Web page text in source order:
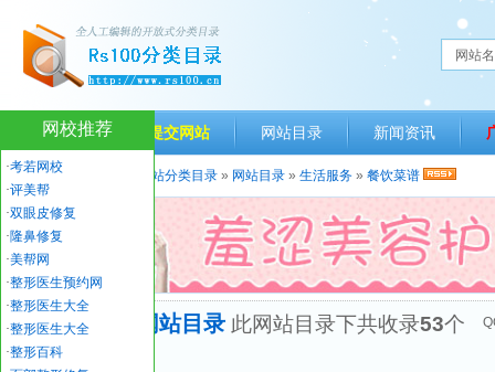
网站
网站首页 提交网站 网站目录 新闻资讯
当前位置： 人生一百网站分类目录 » 网站目录 » 生活服务 » 餐饮菜谱
“餐饮菜谱”网站目录 此网站目录下共收录53个
优秀网站
网校推荐
·考若网校
·评美帮
·双眼皮修复
·隆鼻修复
·美帮网
·整形医生预约网
·整形医生大全
·整形医生大全
·整形百科